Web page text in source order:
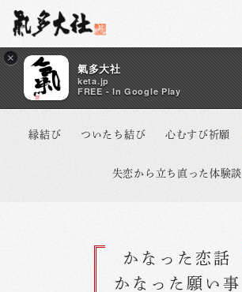
×
氣多大社
keta.jp
FREE - In Google Play
縁結び ついたち結び 心むすび祈願
失恋から立ち直った体験談
かなった恋話
かなった願い事